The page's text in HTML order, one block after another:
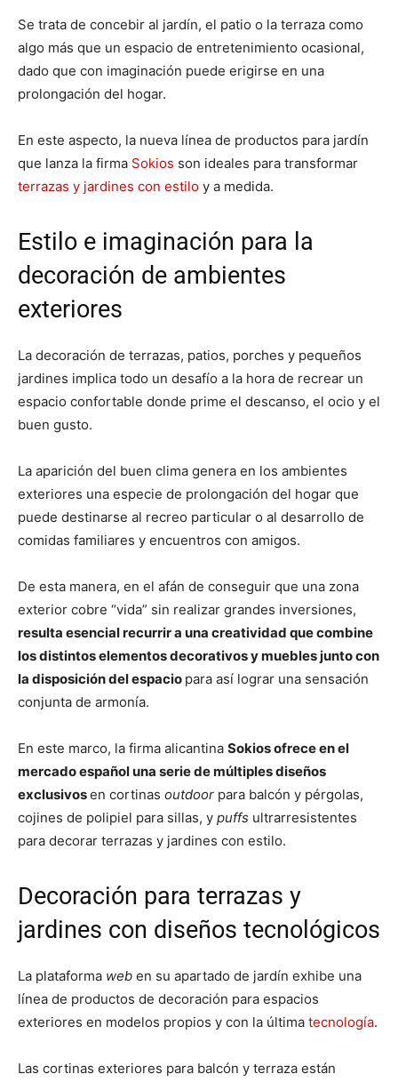
Se trata de concebir al jardín, el patio o la terraza como
algo más que un espacio de entretenimiento ocasional,
dado que con imaginación puede erigirse en una
prolongación del hogar.
En este aspecto, la nueva línea de productos para jardín
que lanza la firma Sokios son ideales para transformar
terrazas y jardines con estilo y a medida.
Estilo e imaginación para la
decoración de ambientes
exteriores
La decoración de terrazas, patios, porches y pequeños
jardines implica todo un desafío a la hora de recrear un
espacio confortable donde prime el descanso, el ocio y el
buen gusto.
La aparición del buen clima genera en los ambientes
exteriores una especie de prolongación del hogar que
puede destinarse al recreo particular o al desarrollo de
comidas familiares y encuentros con amigos.
De esta manera, en el afán de conseguir que una zona
exterior cobre “vida” sin realizar grandes inversiones,
resulta esencial recurrir a una creatividad que combine
los distintos elementos decorativos y muebles junto con
la disposición del espacio para así lograr una sensación
conjunta de armonía.
En este marco, la firma alicantina Sokios ofrece en el
mercado español una serie de múltiples diseños
exclusivosen cortinas outdoor para balcón y pérgolas,
cojines de polipiel para sillas, y puffs ultrarresistentes
para decorar terrazas y jardines con estilo.
Decoración para terrazas y
jardines con diseños tecnológicos
La plataforma web en su apartado de jardín exhibe una
línea de productos de decoración para espacios
exteriores en modelos propios y con la última tecnología.
Las cortinas exteriores para balcón y terraza están